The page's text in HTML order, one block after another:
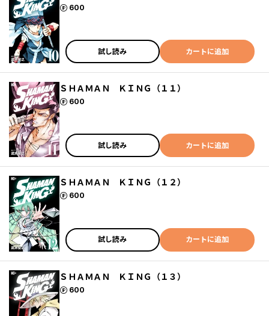
600
ポイント
試し読み カートに追加
ＳＨＡＭＡＮ ＫＩＮＧ（１１）
600
ポイント
試し読み カートに追加
ＳＨＡＭＡＮ ＫＩＮＧ（１２）
600
ポイント
試し読み カートに追加
ＳＨＡＭＡＮ ＫＩＮＧ（１３）
600
ポイント